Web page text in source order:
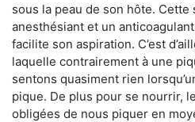
sous la peau de son hôte. Cette
anesthésiant et un
facilite son aspiration. C’est
laquelle contrairement à une
sentons quasiment rien
pique. De plus pour se nourrir,
obligées de nous piquer en